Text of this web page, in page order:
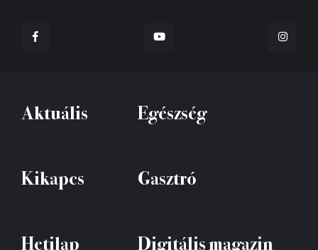
Aktuális Egészség
Kikapcs Gasztró
Hetilap Digitális magazin